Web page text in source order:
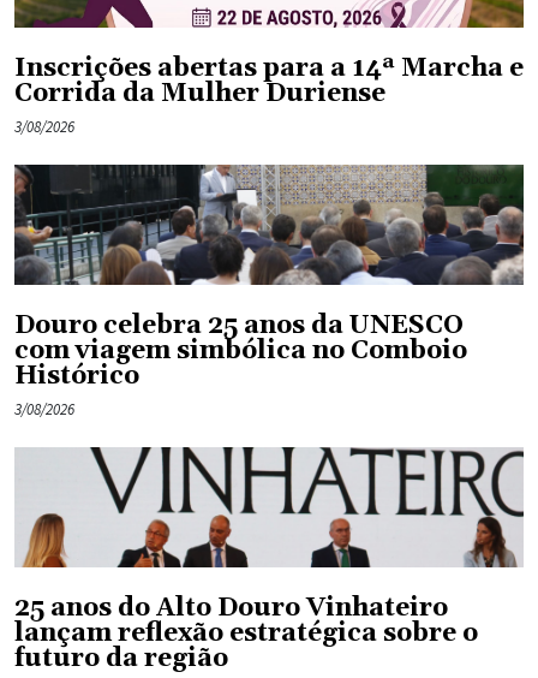
Inscrições abertas para a 14ª Marcha e
Corrida da Mulher Duriense
3/08/2026
Douro celebra 25 anos da UNESCO
com viagem simbólica no Comboio
Histórico
3/08/2026
25 anos do Alto Douro Vinhateiro
lançam reflexão estratégica sobre o
futuro da região